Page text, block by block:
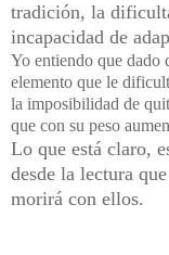
tradición, la
incapacidad de
Yo entiendo que dado
elemento que le
la imposibilidad de
que con su peso
Lo que está claro,
desde la lectura
morirá con ellos.